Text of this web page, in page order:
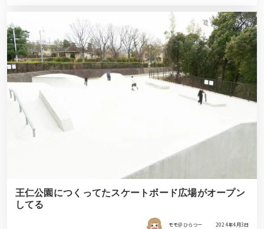
王仁公園につくってたスケートボード広場がオープン
してる
モモ＠ひらつー 2024年4月3日